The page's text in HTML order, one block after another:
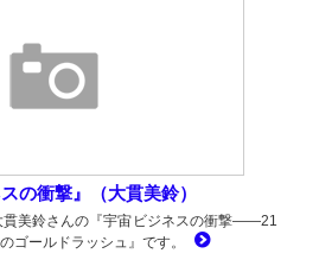
の衝撃』（大貫美鈴）
貫美鈴さんの『宇宙ビジネスの衝撃――21
ゴールドラッシュ』です。